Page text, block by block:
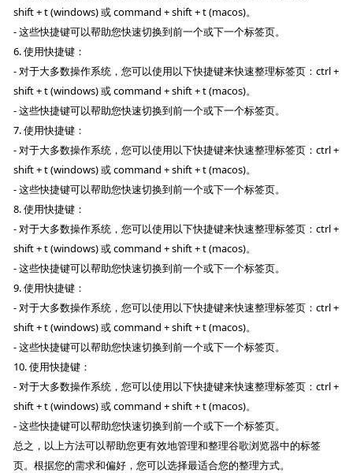
shift + t (windows) 或 command + shift + t (macos)。
- 这些快捷键可以帮助您快速切换到前一个或下一个标签页。
6. 使用快捷键：
- 对于大多数操作系统，您可以使用以下快捷键来快速整理标签页：ctrl +
shift + t (windows) 或 command + shift + t (macos)。
- 这些快捷键可以帮助您快速切换到前一个或下一个标签页。
7. 使用快捷键：
- 对于大多数操作系统，您可以使用以下快捷键来快速整理标签页：ctrl +
shift + t (windows) 或 command + shift + t (macos)。
- 这些快捷键可以帮助您快速切换到前一个或下一个标签页。
8. 使用快捷键：
- 对于大多数操作系统，您可以使用以下快捷键来快速整理标签页：ctrl +
shift + t (windows) 或 command + shift + t (macos)。
- 这些快捷键可以帮助您快速切换到前一个或下一个标签页。
9. 使用快捷键：
- 对于大多数操作系统，您可以使用以下快捷键来快速整理标签页：ctrl +
shift + t (windows) 或 command + shift + t (macos)。
- 这些快捷键可以帮助您快速切换到前一个或下一个标签页。
10. 使用快捷键：
- 对于大多数操作系统，您可以使用以下快捷键来快速整理标签页：ctrl +
shift + t (windows) 或 command + shift + t (macos)。
- 这些快捷键可以帮助您快速切换到前一个或下一个标签页。
总之，以上方法可以帮助您更有效地管理和整理谷歌浏览器中的标签
页。根据您的需求和偏好，您可以选择最适合您的整理方式。